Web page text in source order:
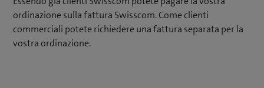
ordinazione sulla fattura Swisscom. Come clienti
commerciali potete richiedere una fattura separata per la
vostra ordinazione.